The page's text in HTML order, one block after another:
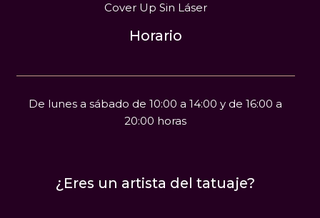
Cover Up Sin Láser
Horario
De lunes a sábado de 10:00 a 14:00 y de 16:00 a
20:00 horas
¿Eres un artista del tatuaje?